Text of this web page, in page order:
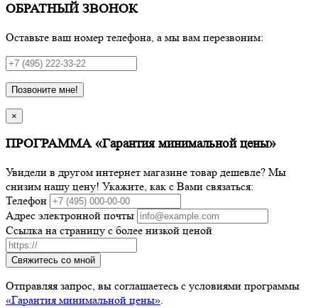
ОБРАТНЫЙ ЗВОНОК
Оставьте ваш номер телефона, а мы вам перезвоним:
Позвоните мне!
×
ПРОГРАММА «Гарантия минимальной цены»
Увидели в другом интернет магазине товар дешевле? Мы
снизим нашу цену! Укажите, как с Вами связаться:
Телефон
Адрес электронной почты
Ссылка на страницу с более низкой ценой
Свяжитесь со мной
Отправляя запрос, вы соглашаетесь с условиями программы
«Гарантия минимальной цены».